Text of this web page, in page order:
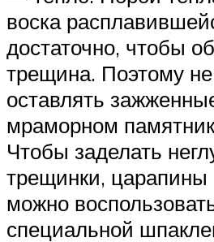
воска
достаточно, чтобы
трещина. Поэтому
оставлять
мраморном
Чтобы заделать
трещинки, царапины
можно
специальной